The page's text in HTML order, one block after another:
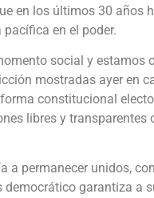
en los últimos 30 años
en el poder.
social y estamos
mostradas ayer en
constitucional
libres y
a permanecer unidos,
democrático garantiza a